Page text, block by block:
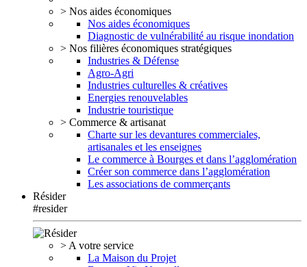
> Nos aides économiques
Nos aides économiques
Diagnostic de vulnérabilité au risque inondation
> Nos filières économiques stratégiques
Industries & Défense
Agro-Agri
Industries culturelles & créatives
Energies renouvelables
Industrie touristique
> Commerce & artisanat
Charte sur les devantures commerciales,
artisanales et les enseignes
Le commerce à Bourges et dans l’agglomération
Créer son commerce dans l’agglomération
Les associations de commerçants
Résider
#resider
> A votre service
La Maison du Projet